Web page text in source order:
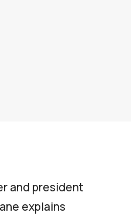
and president
explains